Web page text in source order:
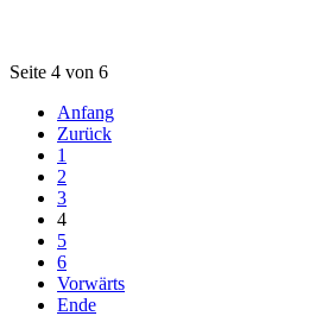
Seite 4 von 6
Anfang
Zurück
1
2
3
4
5
6
Vorwärts
Ende